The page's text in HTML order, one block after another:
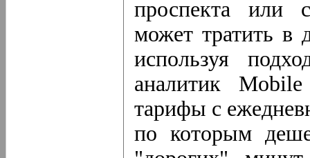
проспекта или
может тратить в
используя
аналитик
тарифы с
по которым